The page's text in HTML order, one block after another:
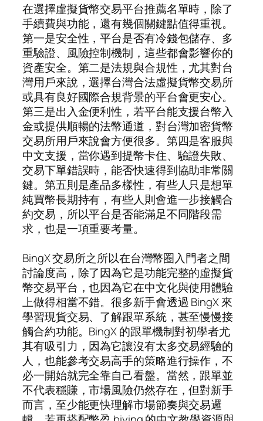
在選擇虛擬貨幣交易平台推薦名單時，除了
手續費與功能，還有幾個關鍵點值得重視。
第一是安全性，平台是否有冷錢包儲存、多
重驗證、風險控制機制，這些都會影響你的
資產安全。第二是法規與合規性，尤其對台
灣用戶來說，選擇台灣合法虛擬貨幣交易所
或具有良好國際合規背景的平台會更安心。
第三是出入金便利性，若平台能支援台幣入
金或提供順暢的法幣通道，對台灣加密貨幣
交易所用戶來說會方便很多。第四是客服與
中文支援，當你遇到提幣卡住、驗證失敗、
交易下單錯誤時，能否快速得到協助非常關
鍵。第五則是產品多樣性，有些人只是想單
純買幣長期持有，有些人則會進一步接觸合
約交易，所以平台是否能滿足不同階段需
求，也是一項重要考量。
BingX 交易所之所以在台灣幣圈入門者之間
討論度高，除了因為它是功能完整的虛擬貨
幣交易平台，也因為它在中文化與使用體驗
上做得相當不錯。很多新手會透過 BingX 來
學習現貨交易、了解跟單系統，甚至慢慢接
觸合約功能。BingX 的跟單機制對初學者尤
其有吸引力，因為它讓沒有太多交易經驗的
人，也能參考交易高手的策略進行操作，不
必一開始就完全靠自己看盤。當然，跟單並
不代表穩賺，市場風險仍然存在，但對新手
而言，至少能更快理解市場節奏與交易邏